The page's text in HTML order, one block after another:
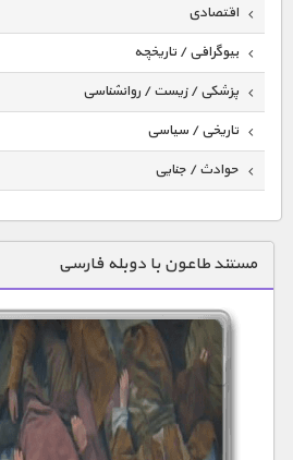
اقتصادی
بیوگرافی / تاریخچه
پزشکی / زیست / روانشناسی
تاریخی / سیاسی
حوادث / جنایی
دنیای خوراکی ها
زمین شناسی / محیط زیست
سازه/ معماری/ مهندسی
سرگرمی
شناخت کودکان
طبیعت
مستند طاعون با دوبله فارسی